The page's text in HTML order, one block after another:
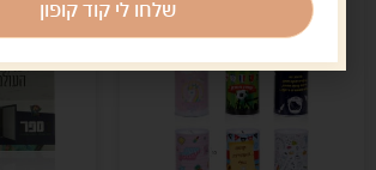
שלחו לי קוד קופון